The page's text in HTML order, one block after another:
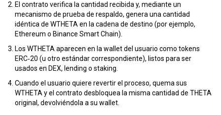
El contrato verifica la cantidad recibida y, mediante un
mecanismo de prueba de respaldo, genera una cantidad
idéntica de WTHETA en la cadena de destino (por ejemplo,
Ethereum o Binance Smart Chain).
Los WTHETA aparecen en la wallet del usuario como tokens
ERC‑20 (u otro estándar correspondiente), listos para ser
usados en DEX, lending o staking.
Cuando el usuario quiere revertir el proceso, quema sus
WTHETA y el contrato desbloquea la misma cantidad de THETA
original, devolviéndola a su wallet.